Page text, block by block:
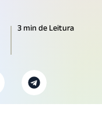
3 min de Leitura